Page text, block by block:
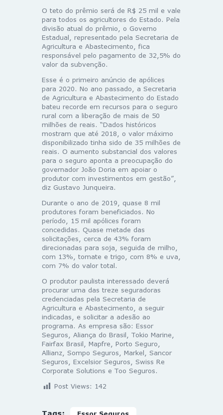
O teto do prêmio será de R$ 25 mil e vale
para todos os agricultores do Estado. Pela
divisão atual do prêmio, o Governo
Estadual, representado pela Secretaria de
Agricultura e Abastecimento, fica
responsável pelo pagamento de 32,5% do
valor da subvenção.
Esse é o primeiro anúncio de apólices
para 2020. No ano passado, a Secretaria
de Agricultura e Abastecimento do Estado
bateu recorde em recursos para o seguro
rural com a liberação de mais de 50
milhões de reais. “Dados históricos
mostram que até 2018, o valor máximo
disponibilizado tinha sido de 35 milhões de
reais. O aumento substancial dos valores
para o seguro aponta a preocupação do
governador João Doria em apoiar o
produtor com investimentos em gestão”,
diz Gustavo Junqueira.
Durante o ano de 2019, quase 8 mil
produtores foram beneficiados. No
período, 15 mil apólices foram
concedidas. Quase metade das
solicitações, cerca de 43% foram
direcionadas para soja, seguida de milho,
com 13%, tomate e trigo, com 8% e uva,
com 7% do valor total.
O produtor paulista interessado deverá
procurar uma das treze seguradoras
credenciadas pela Secretaria de
Agricultura e Abastecimento, a seguir
indicadas, e solicitar a adesão ao
programa. As empresa são: Essor
Seguros, Aliança do Brasil, Tokio Marine,
Fairfax Brasil, Mapfre, Porto Seguro,
Allianz, Sompo Seguros, Markel, Sancor
Seguros, Excelsior Seguros, Swiss Re
Corporate Solutions e Too Seguros.
Post Views: 142
Tags: